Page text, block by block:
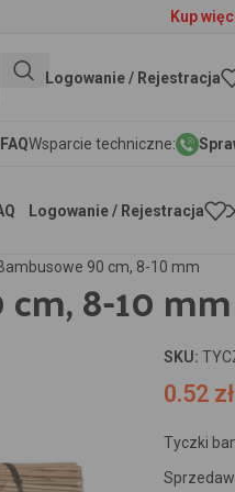
Kup
Logowanie / Rejestracja
FAQWsparcie techniczne:
Logowanie / Rejestracja
90 cm, 8-10 mm
8-10 mm
SKU:
0.52 zł
Tyczki